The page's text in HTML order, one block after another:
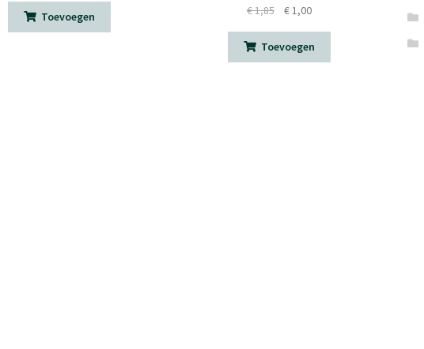
Toevoegen €1,85
Oorspronkelijke
was:
€ 1,85.
€1,00Huidige
is:
€ 1,00.
Toevoegen